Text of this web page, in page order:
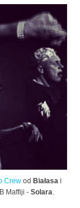
Crew od Białasa i
Maffiji - Solara.